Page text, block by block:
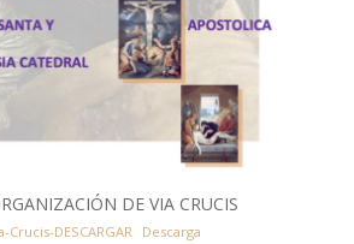
DE VIA CRUCIS
DESCARGAR Descarga